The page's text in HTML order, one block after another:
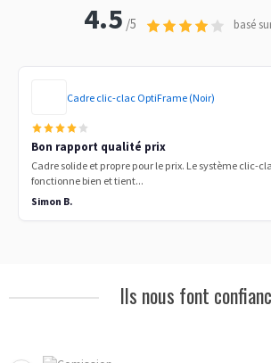
4.5 /5 basé
Cadre clic-clac OptiFrame (Noir)
Bon rapport qualité prix
Cadre solide et propre pour le prix. Le système clic-
fonctionne bien et tient...
Simon B.
Ils nous font